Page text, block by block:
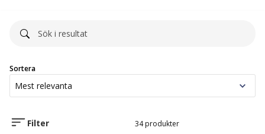
34 produkter
Sortera
Filter